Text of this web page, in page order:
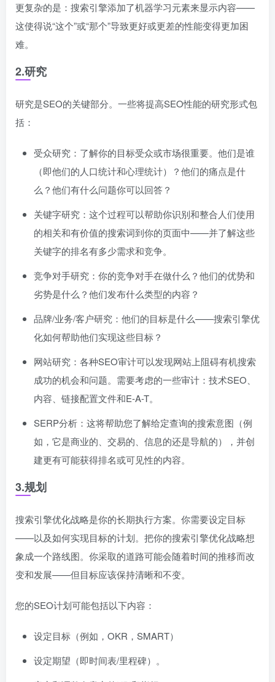
更复杂的是：搜索引擎添加了机器学习元素来显示内容——
这使得说“这个”或“那个”导致更好或更差的性能变得更加困
难。
2.研究
研究是SEO的关键部分。一些将提高SEO性能的研究形式包
括：
受众研究：了解你的目标受众或市场很重要。他们是谁
（即他们的人口统计和心理统计）？他们的痛点是什
么？他们有什么问题你可以回答？
关键字研究：这个过程可以帮助你识别和整合人们使用
的相关和有价值的搜索词到你的页面中——并了解这些
关键字的排名有多少需求和竞争。
竞争对手研究：你的竞争对手在做什么？他们的优势和
劣势是什么？他们发布什么类型的内容？
品牌/业务/客户研究：他们的目标是什么——搜索引擎优
化如何帮助他们实现这些目标？
网站研究：各种SEO审计可以发现网站上阻碍有机搜索
成功的机会和问题。需要考虑的一些审计：技术SEO、
内容、链接配置文件和E-A-T。
SERP分析：这将帮助您了解给定查询的搜索意图（例
如，它是商业的、交易的、信息的还是导航的），并创
建更有可能获得排名或可见性的内容。
3.规划
搜索引擎优化战略是你的长期执行方案。你需要设定目标
——以及如何实现目标的计划。把你的搜索引擎优化战略想
象成一个路线图。你采取的道路可能会随着时间的推移而改
变和发展——但目标应该保持清晰和不变。
您的SEO计划可能包括以下内容：
设定目标（例如，OKR，SMART）
设定期望（即时间表/里程碑）。